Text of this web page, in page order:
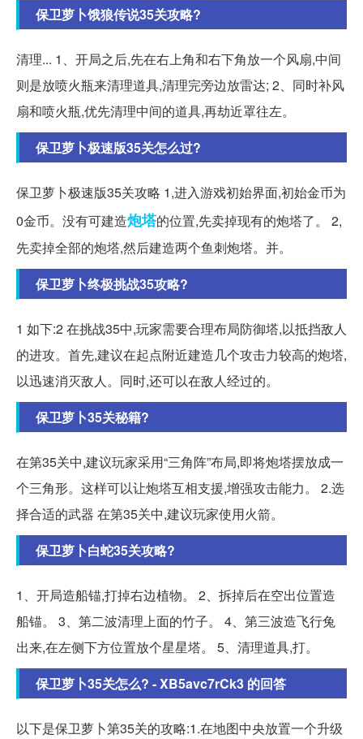
保卫萝卜饿狼传说35关攻略?
清理... 1、开局之后,先在右上角和右下角放一个风扇,中间
则是放喷火瓶来清理道具,清理完旁边放雷达; 2、同时补风
扇和喷火瓶,优先清理中间的道具,再劫近罩往左。
保卫萝卜极速版35关怎么过?
保卫萝卜极速版35关攻略 1,进入游戏初始界面,初始金币为
0金币。没有可建造炮塔的位置,先卖掉现有的炮塔了。 2,
先卖掉全部的炮塔,然后建造两个鱼刺炮塔。并。
保卫萝卜终极挑战35攻略?
1 如下:2 在挑战35中,玩家需要合理布局防御塔,以抵挡敌人
的进攻。首先,建议在起点附近建造几个攻击力较高的炮塔,
以迅速消灭敌人。同时,还可以在敌人经过的。
保卫萝卜35关秘籍?
在第35关中,建议玩家采用“三角阵”布局,即将炮塔摆放成一
个三角形。这样可以让炮塔互相支援,增强攻击能力。 2.选
择合适的武器 在第35关中,建议玩家使用火箭。
保卫萝卜白蛇35关攻略?
1、开局造船锚,打掉右边植物。 2、拆掉后在空出位置造
船锚。 3、第二波清理上面的竹子。 4、第三波造飞行兔
出来,在左侧下方位置放个星星塔。 5、清理道具,打。
保卫萝卜35关怎么? - XB5avc7rCk3 的回答
以下是保卫萝卜第35关的攻略:1.在地图中央放置一个升级